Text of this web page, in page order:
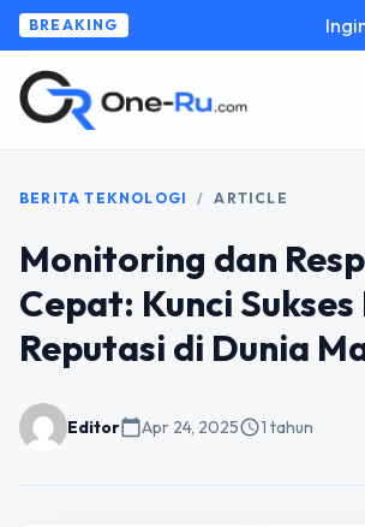
BREAKING
BERITA TEKNOLOGI / ARTICLE
Monitoring dan
Cepat: Kunci
Reputasi di Dunia
Editorcalendar_todayApr 24, 2025schedule1 tahun